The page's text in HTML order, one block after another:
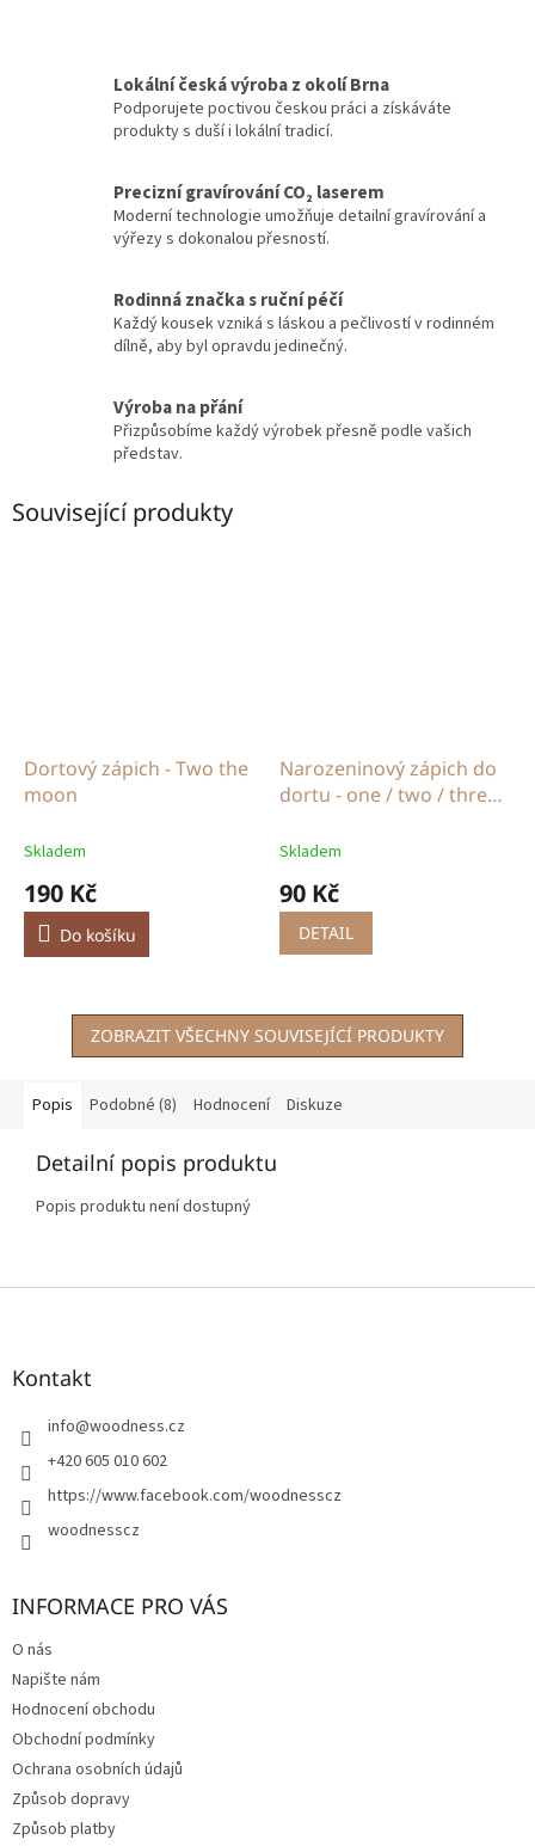
Lokální česká výroba z okolí Brna
Podporujete poctivou českou práci a získáváte
produkty s duší i lokální tradicí.
Precizní gravírování CO₂ laserem
Moderní technologie umožňuje detailní gravírování a
výřezy s dokonalou přesností.
Rodinná značka s ruční péčí
Každý kousek vzniká s láskou a pečlivostí v rodinném
dílně, aby byl opravdu jedinečný.
Výroba na přání
Přizpůsobíme každý výrobek přesně podle vašich
představ.
Související produkty
Dortový zápich - Two the
moon
Skladem
190 Kč
Do košíku
Narozeninový zápich do
dortu - one / two / three /
Skladem
90 Kč
DETAIL
ZOBRAZIT VŠECHNY SOUVISEJÍCÍ PRODUKTY
Popis Podobné (8) Hodnocení Diskuze
Detailní popis produktu
Popis produktu není dostupný
Z
Kontakt
info@woodness.cz
+420 605 010 602
https://www.facebook.com/woodnesscz
woodnesscz
INFORMACE PRO VÁS
O nás
Napište nám
Hodnocení obchodu
Obchodní podmínky
Ochrana osobních údajů
Způsob dopravy
Způsob platby